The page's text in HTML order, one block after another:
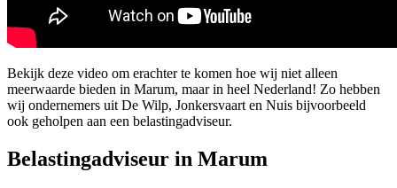
Bekijk deze video om erachter te komen hoe wij niet alleen
meerwaarde bieden in Marum, maar in heel Nederland! Zo hebben
wij ondernemers uit De Wilp, Jonkersvaart en Nuis bijvoorbeeld
ook geholpen aan een belastingadviseur.
Belastingadviseur in Marum